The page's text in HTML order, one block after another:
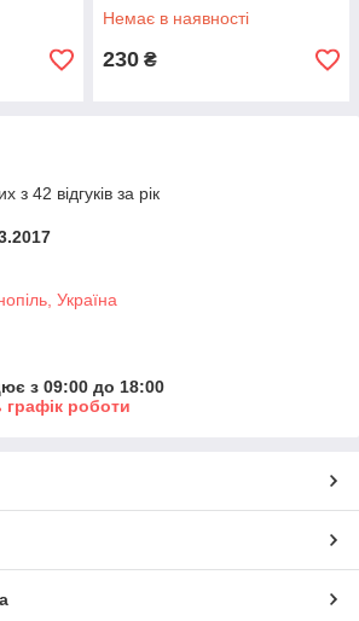
Немає в наявності
230 ₴
з 42 відгуків за рік
Україна
з 09:00 до 18:00
графік роботи